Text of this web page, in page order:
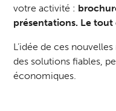
votre activité :
présentations. Le
L’idée de ces
des solutions fiables,
économiques.